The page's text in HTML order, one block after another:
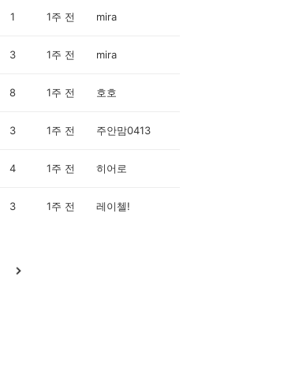
1 1주 전 mira
3 1주 전 mira
8 1주 전 호호
3 1주 전 주안맘0413
4 1주 전 히어로
3 1주 전 레이첼!